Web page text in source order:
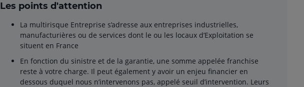
Les points d'attention
La multirisque Entreprise s’adresse aux entreprises industrielles,
manufacturières ou de services dont le ou les locaux d’Exploitation se
situent en France
En fonction du sinistre et de la garantie, une somme appelée franchise
reste à votre charge. Il peut également y avoir un enjeu financier en
dessous duquel nous n’intervenons pas, appelé seuil d’intervention. Leurs